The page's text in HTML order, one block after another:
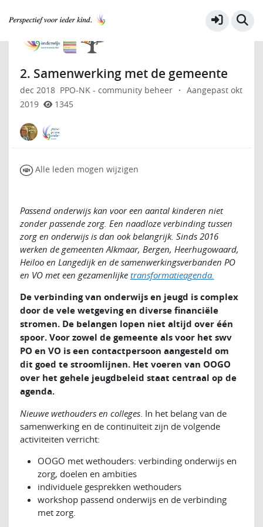
Samen voor kwaliteit 2018-2019
2. Samenwerking met de gemeente
dec 2018 PPO-NK - community beheer ·
Aangepast okt
2019
1345
Alle leden mogen wijzigen
Passend onderwijs kan voor een aantal kinderen niet
zonder passende zorg. Een naadloze verbinding tussen
zorg en onderwijs is dan ook belangrijk. Sinds 2016
werken de gemeenten Alkmaar, Bergen, Heerhugo­waard,
Heiloo en Langedijk en de samenwerkingsverbanden PO
en VO met een gezamenlijke transformatieagenda.
De verbinding van onderwijs en jeugd is complex
door de vele wetgeving en diverse financiële
stromen. De belangen lopen niet altijd over één
spoor. Voor zowel de gemeente als voor het swv
PO en VO is een contactpersoon aangesteld om
dit goed te stroomlijnen. Het voeren van OOGO
over het gehele jeugdbeleid staat centraal op de
agenda.
Nieuwe wethouders en colleges. In het belang van de
samenwerking en de continuïteit zijn de volgende
activiteiten verricht:
OOGO met wethouders: verbinding onderwijs en
zorg, doelen en ambities
individuele gesprekken wethouders
workshop passend onderwijs en de verbinding
met zorg.